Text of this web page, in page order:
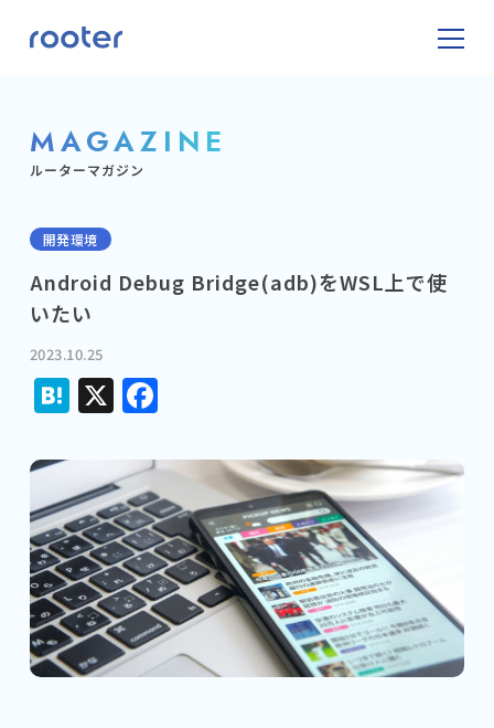
MAGAZINE
ルーターマガジン
開発環境
Android Debug Bridge(adb)をWSL上で使
いたい
2023.10.25
Hatena
X Facebook